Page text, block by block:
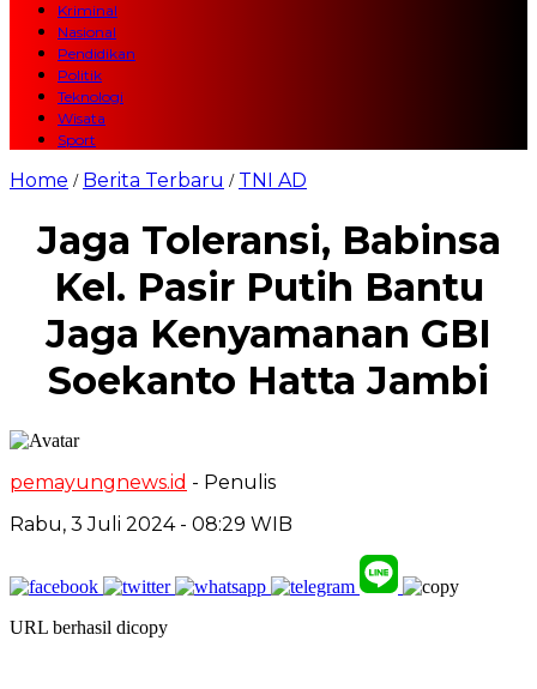
Kriminal
Nasional
Pendidikan
Politik
Teknologi
Wisata
Sport
Home / Berita Terbaru / TNI AD
Jaga Toleransi, Babinsa
Kel. Pasir Putih Bantu
Jaga Kenyamanan GBI
Soekanto Hatta Jambi
pemayungnews.id - Penulis
Rabu, 3 Juli 2024 - 08:29 WIB
URL berhasil dicopy